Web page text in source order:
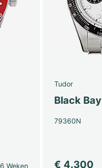
6 Weken
Tudor
Black Bay
79360N
€ 4.300